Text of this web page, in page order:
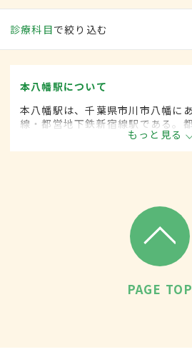
診療科目で絞り込む
本八幡駅について
本八幡駅は、千葉県市川市八幡に
線・都営地下鉄新宿線駅である。
着駅であり、かつJR総武本線との
周辺には金融機関・行政機関・商
もっと見る
PAGE TOP